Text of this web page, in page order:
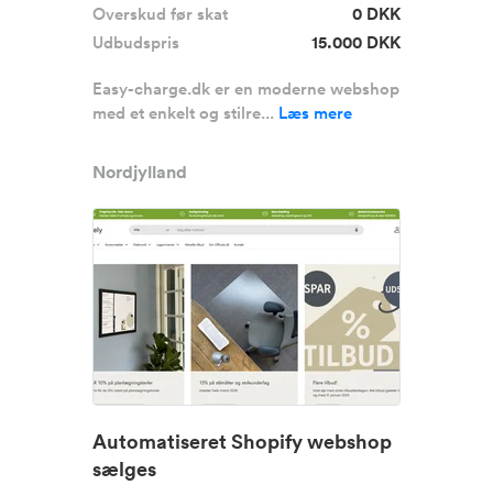
Overskud før skat
0 DKK
Udbudspris
15.000 DKK
Easy-charge.dk er en moderne webshop
med et enkelt og stilre... Læs mere
Nordjylland
Automatiseret Shopify webshop
sælges